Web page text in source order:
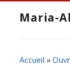
Maria-
Vous êtes
Accueil »